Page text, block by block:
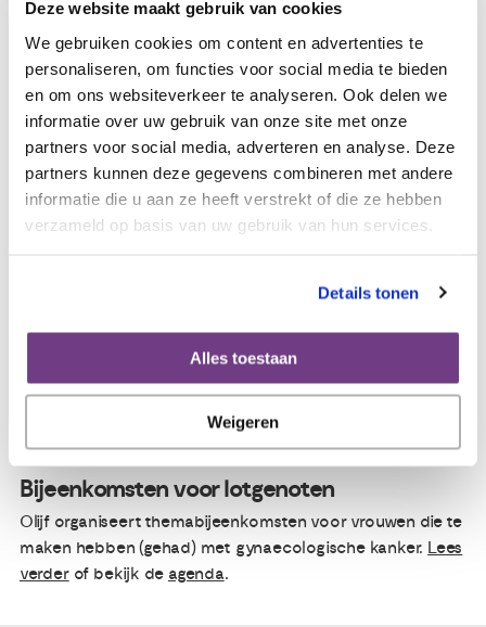
Deze website maakt gebruik van cookies
We gebruiken cookies om content en advertenties te
personaliseren, om functies voor social media te bieden
en om ons websiteverkeer te analyseren. Ook delen we
informatie over uw gebruik van onze site met onze
partners voor social media, adverteren en analyse. Deze
partners kunnen deze gegevens combineren met andere
informatie die u aan ze heeft verstrekt of die ze hebben
verzameld op basis van uw gebruik van hun services.
Details tonen
Alles toestaan
Weigeren
Op kanker.nl/lotgenotenzoekerlees je meer en kun je
direct proberen hoe het werkt.
Lotgenotencontact voor naasten
Ben jij een naaste van een vrouw met gynaecologische
kanker en heb je behoefte aan contact met iemand die
lotgenotencontact voor naasten! Je kunt ons mailen via
horen waar jij behoefte aan hebt.
Veel informatie voor en ervaringsverhalen van naasten
pagina voor naasten
Bijeenkomsten voor lotgenoten
Olijf organiseert themabijeenkomsten voor vrouwen die te
maken hebben (gehad) met gynaecologische kanker. Lees
verderof bekijk de agenda.